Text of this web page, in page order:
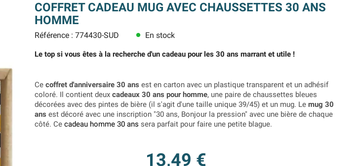
COFFRET CADEAU MUG AVEC CHAUSSETTES 30 ANS
HOMME
Référence : 774430-SUD lens En stock
Le top si vous êtes à la recherche d'un cadeau pour les 30 ans marrant et utile !
Ce coffret d'anniversaire 30 ans est en carton avec un plastique transparent et un adhésif
coloré. Il contient deux cadeaux 30 ans pour homme, une paire de chaussettes bleues
décorées avec des pintes de bière (il s'agit d'une taille unique 39/45) et un mug. Le mug 30
ans est décoré avec une inscription "30 ans, Bonjour la pression" avec une bière de chaque
côté. Ce cadeau homme 30 ans sera parfait pour faire une petite blague.
13,49 €